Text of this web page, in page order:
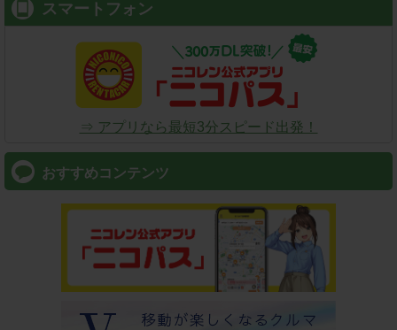
スマートフォン
⇒ アプリなら最短3分スピード出発！
おすすめコンテンツ